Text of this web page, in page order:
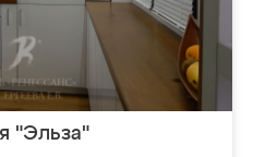
"Эльза"